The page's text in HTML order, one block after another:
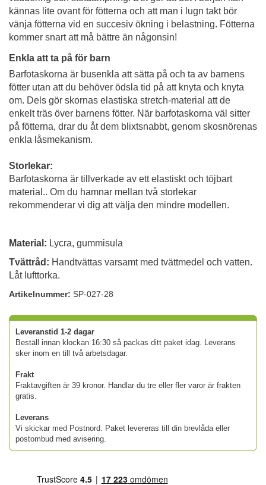
kännas lite ovant för fötterna och att man i lugn takt bör
vänja fötterna vid en succesiv ökning i belastning. Fötterna
kommer snart att må bättre än någonsin!
Enkla att ta på för barn
Barfotaskorna är busenkla att sätta på och ta av barnens
fötter utan att du behöver ödsla tid på att knyta och knyta
om. Dels gör skornas elastiska stretch-material att de
enkelt träs över barnens fötter. När barfotaskorna väl sitter
på fötterna, drar du åt dem blixtsnabbt, genom skosnörenas
enkla låsmekanism.
Storlekar:
Barfotaskorna är tillverkade av ett elastiskt och töjbart
material.. Om du hamnar mellan två storlekar
rekommenderar vi dig att välja den mindre modellen.
Material: Lycra, gummisula
Tvättråd: Handtvättas varsamt med tvättmedel och vatten.
Låt lufttorka.
Artikelnummer: SP-027-28
Leveranstid 1-2 dagar
Beställ innan klockan 16:30 så packas ditt paket idag. Leverans
sker inom en till två arbetsdagar.
Frakt
Fraktavgiften är 39 kronor. Handlar du tre eller fler varor är frakten
gratis.
Leverans
Vi skickar med Postnord. Paket levereras till din brevlåda eller
postombud med avisering.